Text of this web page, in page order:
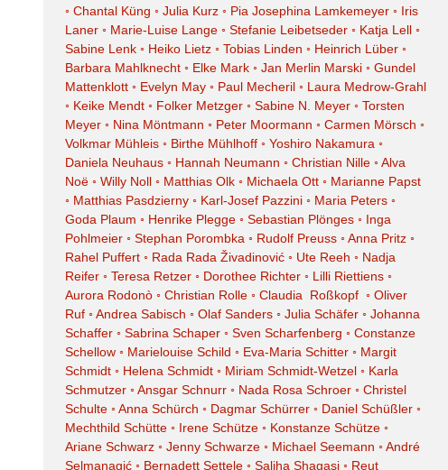
◦ Chantal Küng ◦ Julia Kurz ◦ Pia Josephina Lamkemeyer ◦ Iris
Laner ◦ Marie-Luise Lange ◦ Stefanie Leibetseder ◦ Katja Lell ◦
Sabine Lenk ◦ Heiko Lietz ◦ Tobias Linden ◦ Heinrich Lüber ◦
Barbara Mahlknecht ◦ Elke Mark ◦ Jan Merlin Marski ◦ Gundel
Mattenklott ◦ Evelyn May ◦ Paul Mecheril ◦ Laura Medrow-Grahl
◦ Keike Mendt ◦ Folker Metzger ◦ Sabine N. Meyer ◦ Torsten
Meyer ◦ Nina Möntmann ◦ Peter Moormann ◦ Carmen Mörsch ◦
Volkmar Mühleis ◦ Birthe Mühlhoff ◦ Yoshiro Nakamura ◦
Daniela Neuhaus ◦ Hannah Neumann ◦ Christian Nille ◦Alva
Noë ◦ Willy Noll ◦ Matthias Olk ◦ Michaela Ott ◦ Marianne Papst
◦ Matthias Pasdzierny ◦ Karl-Josef Pazzini ◦ Maria Peters ◦
Goda Plaum ◦ Henrike Plegge ◦ Sebastian Plönges ◦ Inga
Pohlmeier ◦ Stephan Porombka ◦ Rudolf Preuss ◦Anna Pritz ◦
Rahel Puffert ◦ Rada Rada Živadinović ◦ Ute Reeh ◦ Nadja
Reifer ◦ Teresa Retzer ◦ Dorothee Richter ◦ Lilli Riettiens ◦
Aurora Rodonò ◦ Christian Rolle ◦ Claudia Roßkopf ◦ Oliver
Ruf ◦Andrea Sabisch ◦ Olaf Sanders ◦ Julia Schäfer ◦ Johanna
Schaffer ◦ Sabrina Schaper ◦ Sven Scharfenberg ◦ Constanze
Schellow ◦ Marielouise Schild ◦ Eva-Maria Schitter ◦ Margit
Schmidt ◦ Helena Schmidt ◦ Miriam Schmidt-Wetzel ◦ Karla
Schmutzer ◦Ansgar Schnurr ◦ Nada Rosa Schroer ◦ Christel
Schulte ◦Anna Schürch ◦ Dagmar Schürrer ◦ Daniel Schüßler ◦
Mechthild Schütte ◦ Irene Schütze ◦ Konstanze Schütze ◦
Ariane Schwarz ◦ Jenny Schwarze ◦ Michael Seemann ◦André
Selmanagić ◦ Bernadett Settele ◦ Saliha Shagasi ◦ Reut